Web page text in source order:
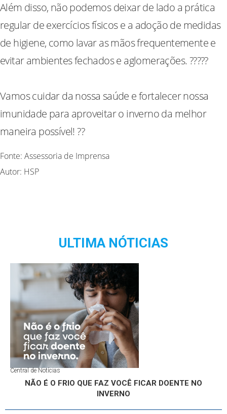
Além disso, não podemos deixar de lado a prática
regular de exercícios físicos e a adoção de medidas
de higiene, como lavar as mãos frequentemente e
evitar ambientes fechados e aglomerações. ?????
Vamos cuidar da nossa saúde e fortalecer nossa
imunidade para aproveitar o inverno da melhor
maneira possível! ??
Fonte: Assessoria de Imprensa
Autor: HSP
ULTIMA NÓTICIAS
Central de Notícias
NÃO É O FRIO QUE FAZ VOCÊ FICAR DOENTE NO
INVERNO